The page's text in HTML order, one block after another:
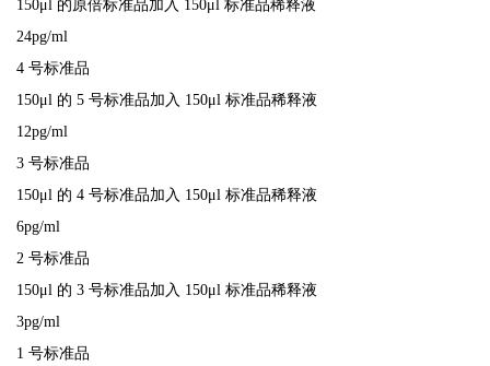
150μl 的原倍标准品加入 150μl标准品稀释液
24pg/ml
4号标准品
150μl 的5号标准品加入 150μl标准品稀释液
12pg/ml
3号标准品
150μl 的4号标准品加入 150μl标准品稀释液
6pg/ml
2号标准品
150μl 的3号标准品加入 150μl标准品稀释液
3pg/ml
1号标准品